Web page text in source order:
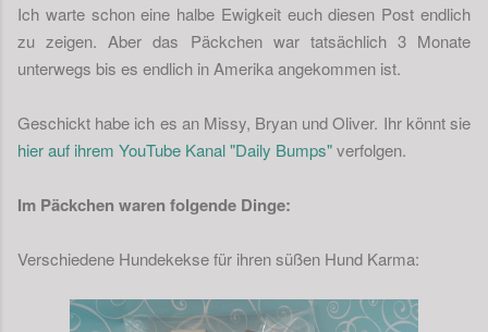
Ich warte schon eine halbe Ewigkeit euch diesen Post endlich
zu zeigen. Aber das Päckchen war tatsächlich 3 Monate
unterwegs bis es endlich in Amerika angekommen ist.
Geschickt habe ich es an Missy, Bryan und Oliver. Ihr könnt sie
hier auf ihrem YouTube Kanal "Daily Bumps"verfolgen.
Im Päckchen waren folgende Dinge:
Verschiedene Hundekekse für ihren süßen Hund Karma: